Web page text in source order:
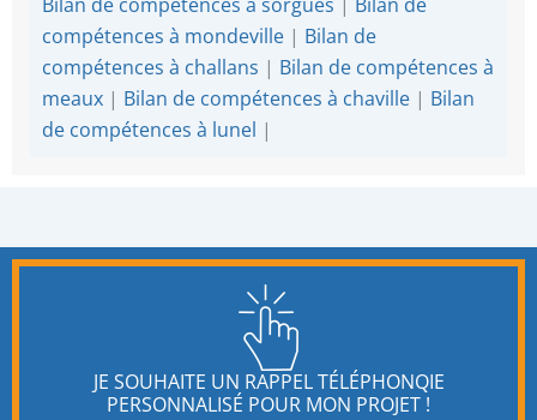
compétences à mondeville | Bilan de
compétences à challans | Bilan de compétences à
meaux | Bilan de compétences à chaville | Bilan
de compétences à lunel |
JE SOUHAITE UN RAPPEL TÉLÉPHONQIE
PERSONNALISÉ POUR MON PROJET !